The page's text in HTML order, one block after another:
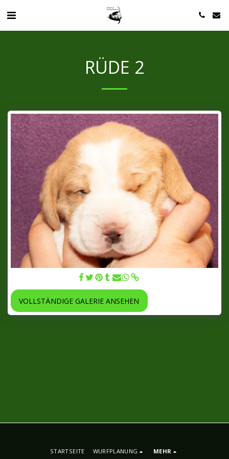
RÜDE 2
VOLLSTÄNDIGE GALERIE ANSEHEN
STARTSEITE WURFPLANUNG MEHR